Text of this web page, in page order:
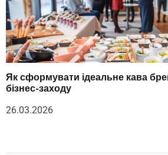
Як сформувати ідеальне кава
бізнес-заходу
26.03.2026